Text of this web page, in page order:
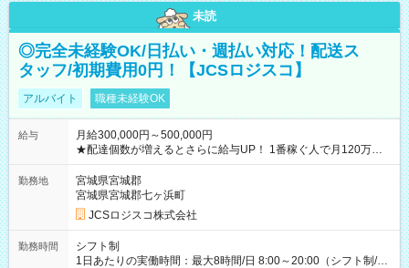
未読
◎完全未経験OK/日払い・週払い対応！配送ス
タッフ/初期費用0円！【JCSロジスコ】
アルバイト 職種未経験OK
給与
月給300,000円～500,000円
★配達個数が増えるとさらに給与UP！ 1番稼ぐ人で月120万ほ
ど！ ・主要都市エリア 月収55万円／週5日稼働 月収65万~112
万円／週6日稼働 ・地方郊外エリア 月収40万円／週5日稼働 月
収40万円~50万円／週6日稼働 ＜モデルイメージ＞ ■月収50万
円 (27歳男性/江東区在住)※元建築関係 1日150個配達×25日勤務
(日休み) ■月収80万円(43歳男性/墨田区在住)※元営業 1日200個
勤務地
宮城県宮城郡
宮城県宮城郡七ヶ浜町
JCSロジスコ株式会社
勤務時間
シフト制
1日あたりの実働時間：最大8時間/日 8:00～20:00（シフト制/実